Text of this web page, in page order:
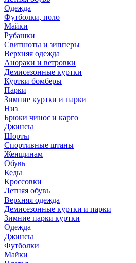
Одежда
Футболки, поло
Майки
Рубашки
Свитшоты и зипперы
Верхняя одежда
Анораки и ветровки
Демисезонные куртки
Куртки бомберы
Парки
Зимние куртки и парки
Низ
Брюки чинос и карго
Джинсы
Шорты
Спортивные штаны
Женщинам
Обувь
Кеды
Кроссовки
Летняя обувь
Верхняя одежда
Демисезонные куртки и парки
Зимние парки куртки
Одежда
Джинсы
Футболки
Майки